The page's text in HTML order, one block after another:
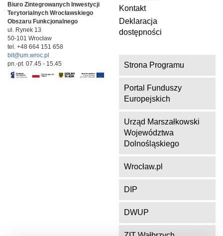
Biuro Zintegrowanych Inwestycji
Terytorialnych Wrocławskiego
Obszaru Funkcjonalnego
ul. Rynek 13
50-101 Wrocław
tel. +48 664 151 658
bit@um.wroc.pl
pn.-pt. 07.45 - 15.45
Kontakt
Deklaracja
dostępności
Strona Programu
Portal Funduszy
Europejskich
Urząd Marszałkowski
Województwa
Dolnośląskiego
Wrocław.pl
DIP
DWUP